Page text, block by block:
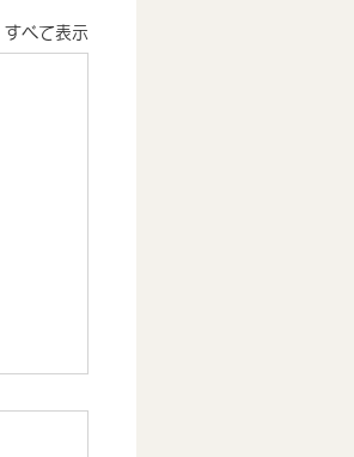
すべて表示